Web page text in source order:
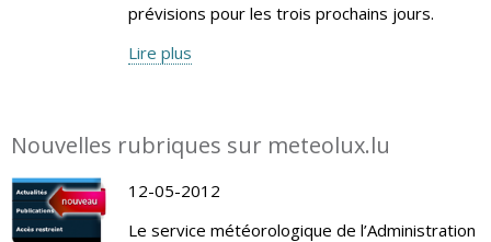
prévisions pour les trois prochains jours.
Lire plus
Nouvelles rubriques sur meteolux.lu
12-05-2012
Le service météorologique de l’Administration